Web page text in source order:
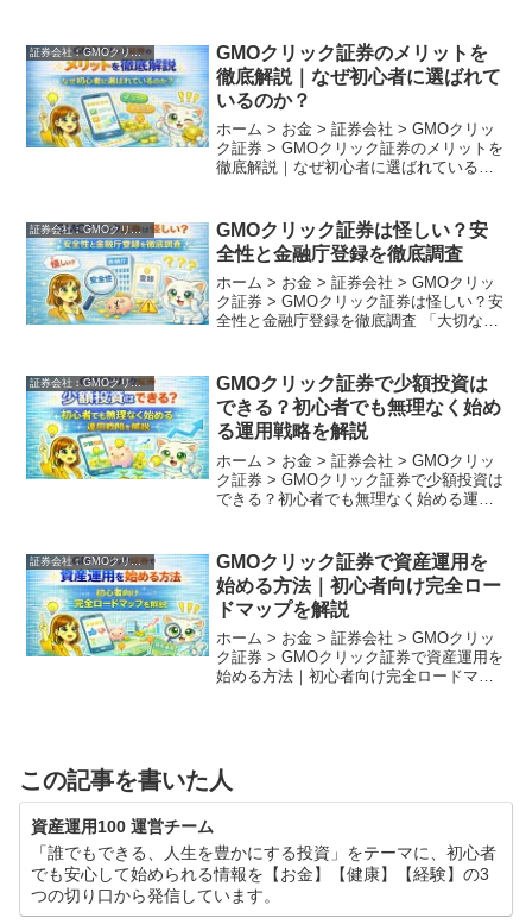
ったいない」 そんな投資家の悩みを一気
に...
証券会社︰GMOクリック証券
GMOクリック証券のメリットを
徹底解説｜なぜ初心者に選ばれて
いるのか？
ホーム > お金 > 証券会社 > GMOクリッ
ク証券 > GMOクリック証券のメリットを
徹底解説｜なぜ初心者に選ばれているの
ほど、プラットフォーム選びは重要で
す。...
証券会社︰GMOクリック証券
GMOクリック証券は怪しい？安
全性と金融庁登録を徹底調査
ホーム > お金 > 証券会社 > GMOクリッ
ク証券 > GMOクリック証券は怪しい？安
全性と金融庁登録を徹底調査 「大切なお
れから資産運用を始める方にとって、証
券...
証券会社︰GMOクリック証券
GMOクリック証券で少額投資は
できる？初心者でも無理なく始め
る運用戦略を解説
ホーム > お金 > 証券会社 > GMOクリッ
ク証券 > GMOクリック証券で少額投資は
できる？初心者でも無理なく始める運用
「お金持ちがやるもの」という時代は、
20...
証券会社︰GMOクリック証券
GMOクリック証券で資産運用を
始める方法｜初心者向け完全ロー
ドマップを解説
ホーム > お金 > 証券会社 > GMOクリッ
ク証券 > GMOクリック証券で資産運用を
始める方法｜初心者向け完全ロードマッ
この記事を書いた人
資産運用100 運営チーム
「誰でもできる、人生を豊かにする投資」をテーマに、初心者
でも安心して始められる情報を【お金】【健康】【経験】の3
つの切り口から発信しています。